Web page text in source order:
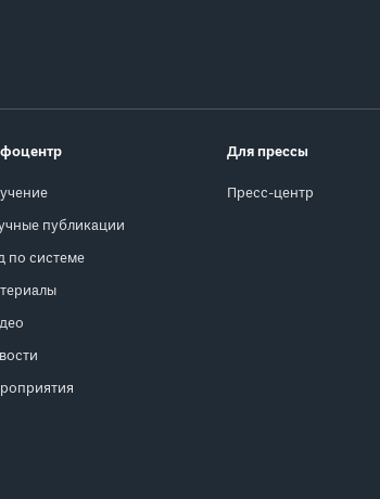
публикации
по системе
Для прессы
Пресс-центр